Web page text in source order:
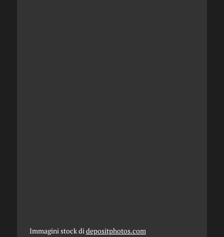
Immagini stock di depositphotos.com